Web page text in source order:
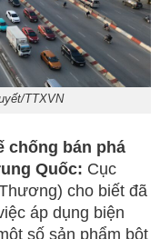
TTXVN
chống bán phá
Quốc: Cục
cho biết đã
áp dụng biện
số sản phẩm bột